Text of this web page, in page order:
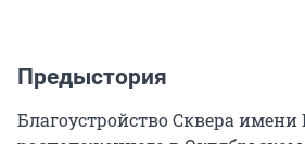
Предыстория
Благоустройство Сквера